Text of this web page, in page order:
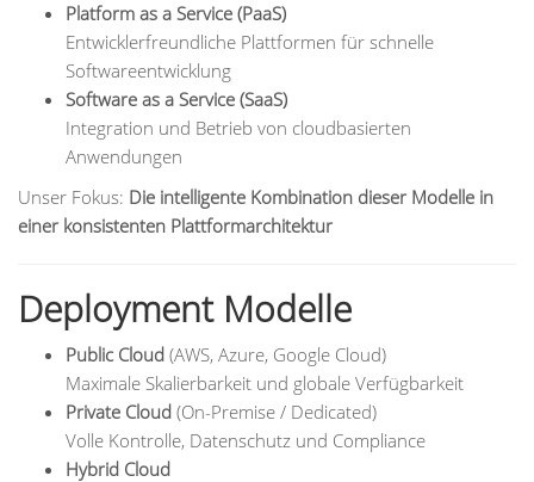
Platform as a Service (PaaS)
Entwicklerfreundliche Plattformen für schnelle
Softwareentwicklung
Software as a Service (SaaS)
Integration und Betrieb von cloudbasierten
Anwendungen
Unser Fokus: Die intelligente Kombination dieser Modelle in
einer konsistenten Plattformarchitektur
Deployment Modelle
Public Cloud (AWS, Azure, Google Cloud)
Maximale Skalierbarkeit und globale Verfügbarkeit
Private Cloud (On-Premise / Dedicated)
Volle Kontrolle, Datenschutz und Compliance
Hybrid Cloud